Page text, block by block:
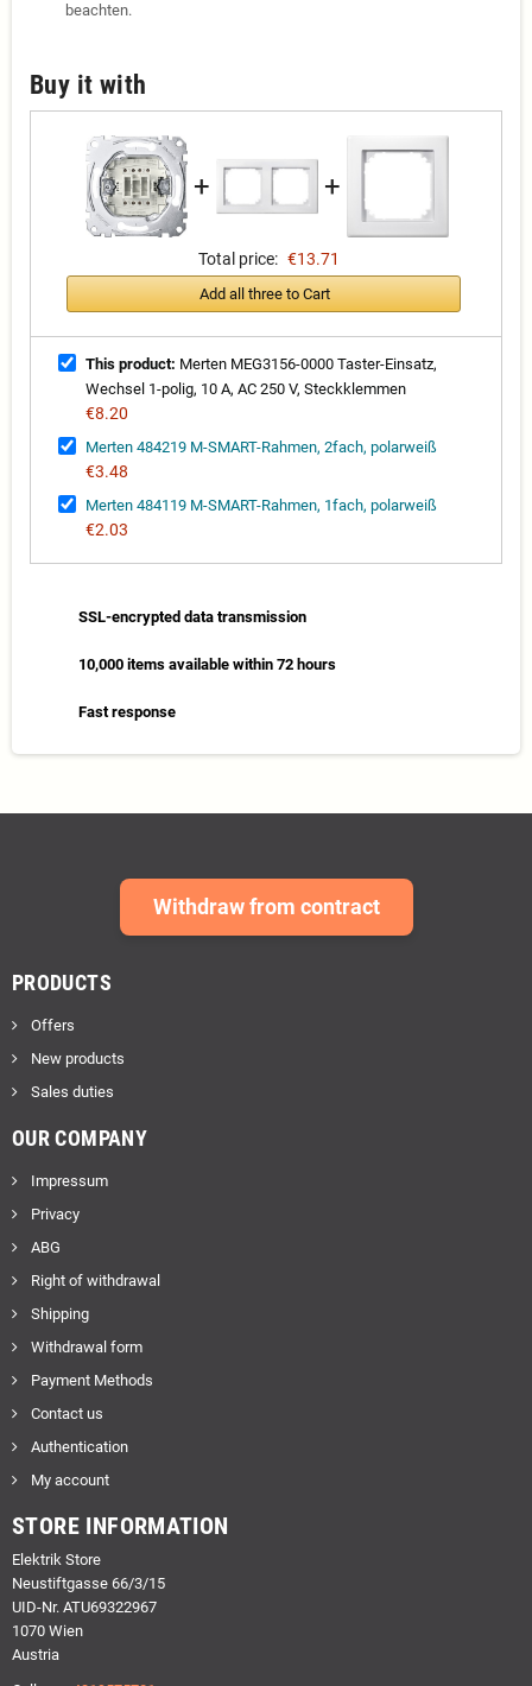
beachten.
Buy it with
+ +
Total price: €13.71
Add all three to Cart
This product: Merten MEG3156-0000 Taster-Einsatz,
Wechsel 1-polig, 10 A, AC 250 V, Steckklemmen
€8.20
Merten 484219 M-SMART-Rahmen, 2fach, polarweiß
€3.48
Merten 484119 M-SMART-Rahmen, 1fach, polarweiß
€2.03
SSL-encrypted data transmission
10,000 items available within 72 hours
Fast response
Withdraw from contract
PRODUCTS
Offers
New products
Sales duties
OUR COMPANY
Impressum
Privacy
ABG
Right of withdrawal
Shipping
Withdrawal form
Payment Methods
Contact us
Authentication
My account
STORE INFORMATION
Elektrik Store
Neustiftgasse 66/3/15
UID-Nr. ATU69322967
1070 Wien
Austria